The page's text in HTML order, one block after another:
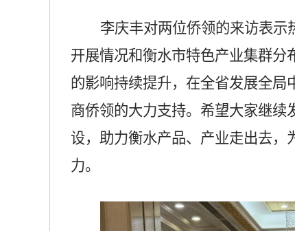
李庆丰对两位侨领的来访表
开展情况和衡水市特色产业集群分
的影响持续提升，在全省发展全
商侨领的大力支持。希望大家继
设，助力衡水产品、产业走出去
力。